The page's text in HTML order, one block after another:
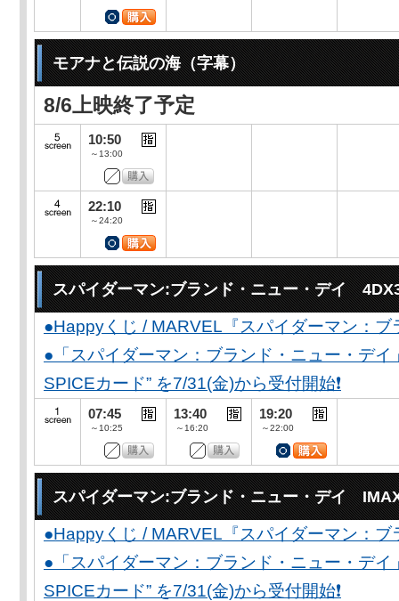
モアナと伝説の海（字幕）
8/6上映終了予定
10:50
～13:00
22:10
～24:20
スパイダーマン:ブランド・ニュー・デイ
●Happyくじ / MARVEL『スパイダーマン：
●「スパイダーマン：ブランド・ニュー・デ
SPICEカード” を7/31(金)から受付開始❗️
07:45
～10:25
13:40
～16:20
19:20
～22:00
スパイダーマン:ブランド・ニュー・デイ
●Happyくじ / MARVEL『スパイダーマン：
●「スパイダーマン：ブランド・ニュー・デ
SPICEカード” を7/31(金)から受付開始❗️